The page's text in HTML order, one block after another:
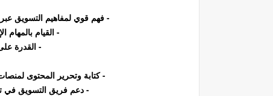
- فهم قوي لمفاهيم التسويق عبر
- القيام بالمهام
- القدرة
- كتابة وتحرير المحتوى
- دعم فريق التسويق في